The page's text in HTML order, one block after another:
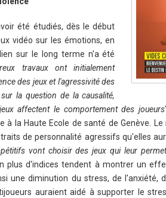
été étudiés, dès le début
vidéo sur les émotions, en
sur le long terme n'a été
travaux ont initialement
des jeux et l'agressivité des
la question de la causalité,
affectent le comportement des joueurs
à la Haute Ecole de santé de Genève.
de personnalité agressifs qu'elles
vont choisir des jeux qui leur
plus d'indices tendent à montrer un
une diminution du stress, de l'anxiété,
auraient aidé à supporter le